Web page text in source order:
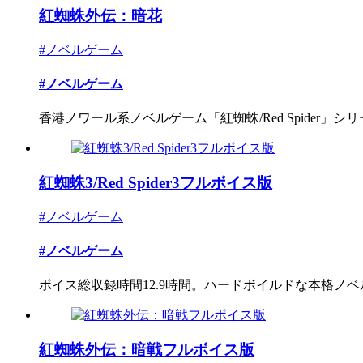
紅蜘蛛外伝：暗花
#ノベルゲーム
#ノベルゲーム
香港ノワール系ノベルゲーム「紅蜘蛛/Red Spider」シリ
紅蜘蛛3/Red Spider3フルボイス版
#ノベルゲーム
#ノベルゲーム
ボイス総収録時間12.9時間。ハードボイルドな本格ノベ
紅蜘蛛外伝：暗戦フルボイス版